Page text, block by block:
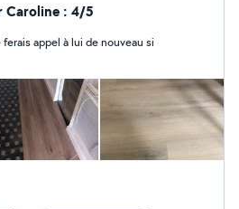
et peinture. Pose et
de
Caroline : 4/5
appel à lui de nouveau si